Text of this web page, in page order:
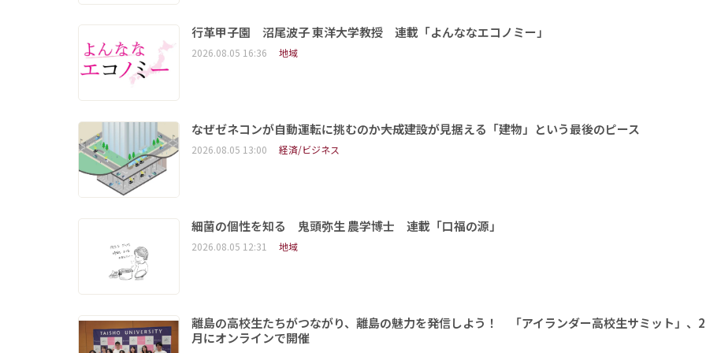
行革甲子園 沼尾波子 東洋大学教授 連載「よんななエコノミー」
2026.08.05 16:36 地域
なぜゼネコンが自動運転に挑むのか――大成建設が見据える「建物」という最後のピース
2026.08.05 13:00 経済/ビジネス
細菌の個性を知る 鬼頭弥生 農学博士 連載「口福の源」
2026.08.05 12:31 地域
離島の高校生たちがつながり、離島の魅力を発信しよう！ 「アイランダー高校生サミット」、
月にオンラインで開催